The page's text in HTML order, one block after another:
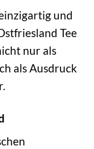
und
Tee
nur als
als Ausdruck